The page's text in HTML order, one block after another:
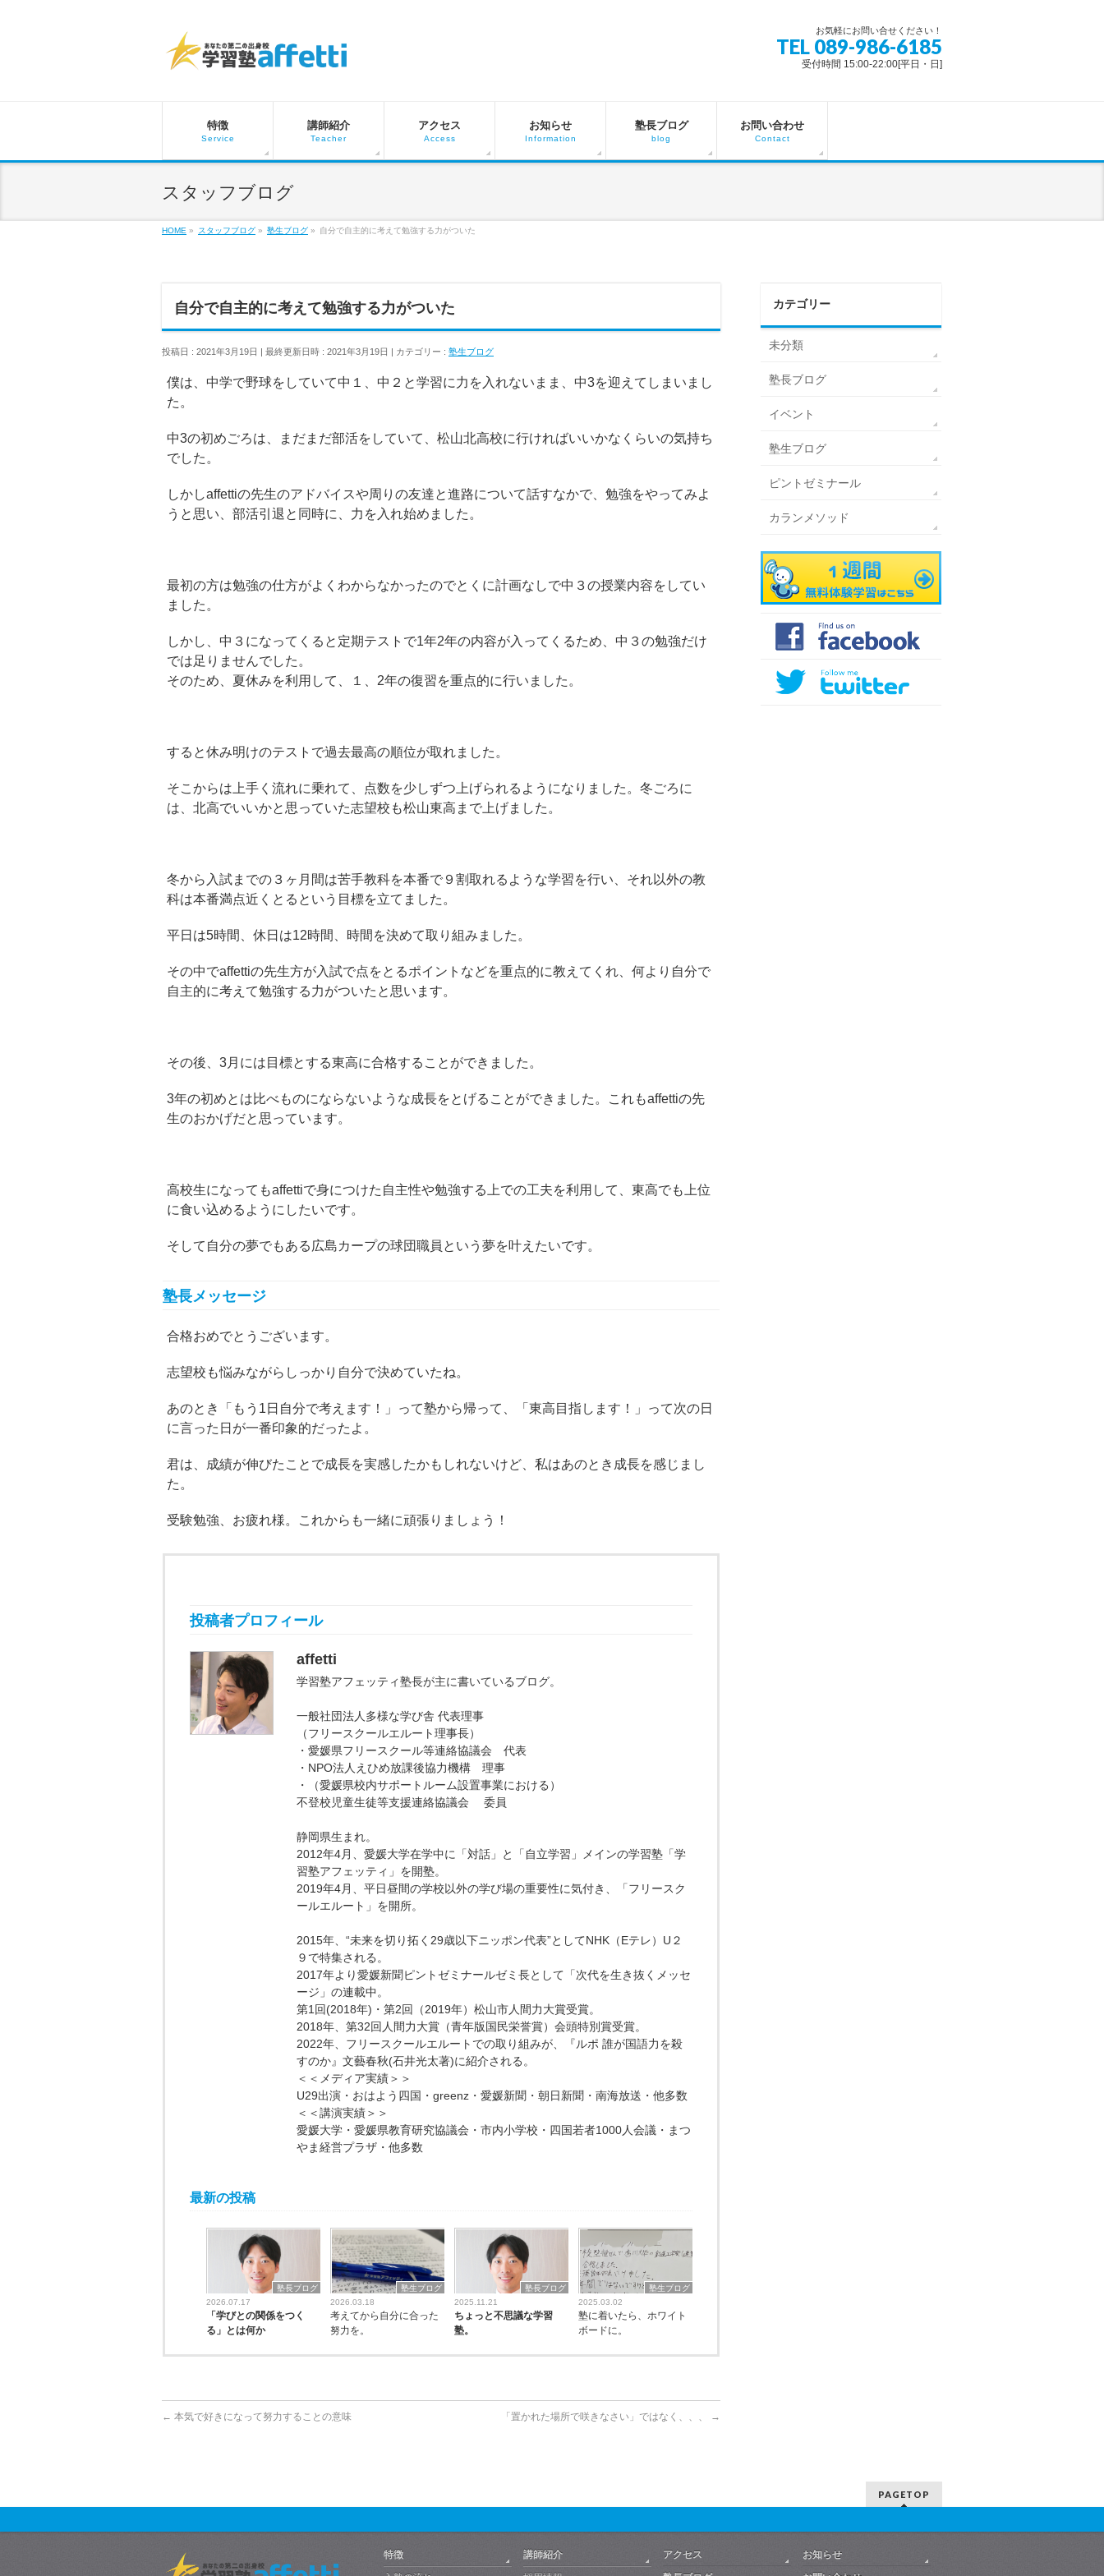
お気軽にお問い合せください！
TEL 089-986-6185
受付時間 15:00-22:00[平日・日]
特徴
Service
講師紹介
Teacher
アクセス
Access
お知らせ
Information
塾長ブログ
blog
お問い合わせ
Contact
スタッフブログ
HOME » スタッフブログ » 塾生ブログ » 自分で自主的に考えて勉強する力がついた
自分で自主的に考えて勉強する力がついた
投稿日 : 2021年3月19日 最終更新日時 : 2021年3月19日 カテゴリー : 塾生ブログ
僕は、中学で野球をしていて中１、中２と学習に力を入れないまま、中3を迎えてしまいまし
た。
中3の初めごろは、まだまだ部活をしていて、松山北高校に行ければいいかなくらいの気持ち
でした。
しかしaffettiの先生のアドバイスや周りの友達と進路について話すなかで、勉強をやってみよ
うと思い、部活引退と同時に、力を入れ始めました。
最初の方は勉強の仕方がよくわからなかったのでとくに計画なしで中３の授業内容をしてい
ました。
しかし、中３になってくると定期テストで1年2年の内容が入ってくるため、中３の勉強だけ
では足りませんでした。
そのため、夏休みを利用して、１、2年の復習を重点的に行いました。
すると休み明けのテストで過去最高の順位が取れました。
そこからは上手く流れに乗れて、点数を少しずつ上げられるようになりました。 冬ごろに
は、北高でいいかと思っていた志望校も松山東高まで上げました。
冬から入試までの３ヶ月間は苦手教科を本番で９割取れるような学習を行い、それ以外の教
科は本番満点近くとるという目標を立てました。
平日は5時間、休日は12時間、時間を決めて取り組みました。
その中でaffettiの先生方が入試で点をとるポイントなどを重点的に教えてくれ、何より自分で
自主的に考えて勉強する力がついたと思います。
その後、3月には目標とする東高に合格することができました。
3年の初めとは比べものにならないような成長をとげることができました。
これもaffettiの先
生のおかげだと思っています。
高校生になってもaffettiで身につけた自主性や勉強する上での工夫を利用して、東高でも上位
に食い込めるようにしたいです。
そして自分の夢でもある広島カープの球団職員という夢を叶えたいです。
塾長メッセージ
合格おめでとうございます。
志望校も悩みながらしっかり自分で決めていたね。
あのとき「もう1日自分で考えます！」って塾から帰って、「東高目指します！」って次の日
に言った日が一番印象的だったよ。
君は、成績が伸びたことで成長を実感したかもしれないけど、私はあのとき成長を感じまし
た。
受験勉強、お疲れ様。 これからも一緒に頑張りましょう！
投稿者プロフィール
affetti
学習塾アフェッティ塾長が主に書いているブログ。
一般社団法人多様な学び舎 代表理事
（フリースクールエルート理事長）
・愛媛県フリースクール等連絡協議会 代表
・NPO法人えひめ放課後協力機構 理事
・（愛媛県校内サポートルーム設置事業における）
不登校児童生徒等支援連絡協議会 委員
静岡県生まれ。
2012年4月、愛媛大学在学中に「対話」と「自立学習」メインの学習塾「学
習塾アフェッティ」を開塾。
2019年4月、平日昼間の学校以外の学び場の重要性に気付き、「フリースク
ールエルート」を開所。
2015年、“未来を切り拓く29歳以下ニッポン代表”としてNHK（Eテレ）U２
９で特集される。
2017年より愛媛新聞ピントゼミナールゼミ長として「次代を生き抜くメッセ
ージ」の連載中。
第1回(2018年)・第2回（2019年）松山市人間力大賞受賞。
2018年、第32回人間力大賞（青年版国民栄誉賞）会頭特別賞受賞。
2022年、フリースクールエルートでの取り組みが、『ルポ 誰が国語力を殺
すのか』文藝春秋(石井光太著)に紹介される。
＜＜メディア実績＞＞
U29出演・おはよう四国・greenz・愛媛新聞・朝日新聞・南海放送・他多数
＜＜講演実績＞＞
愛媛大学・愛媛県教育研究協議会・市内小学校・四国若者1000人会議・まつ
やま経営プラザ・他多数
最新の投稿
塾長ブログ
2026.07.17
「学びとの関係をつく
る」とは何か
塾生ブログ
2026.03.18
考えてから自分に合った
努力を。
塾長ブログ
2025.11.21
ちょっと不思議な学習
塾。
塾生ブログ
2025.03.02
塾に着いたら、ホワイト
ボードに。
← 本気で好きになって努力することの意味 「置かれた場所で咲きなさい」ではなく、、、 →
カテゴリー
未分類
塾長ブログ
イベント
塾生ブログ
ピントゼミナール
カランメソッド
PAGETOP
特徴
講師紹介
アクセス
お知らせ